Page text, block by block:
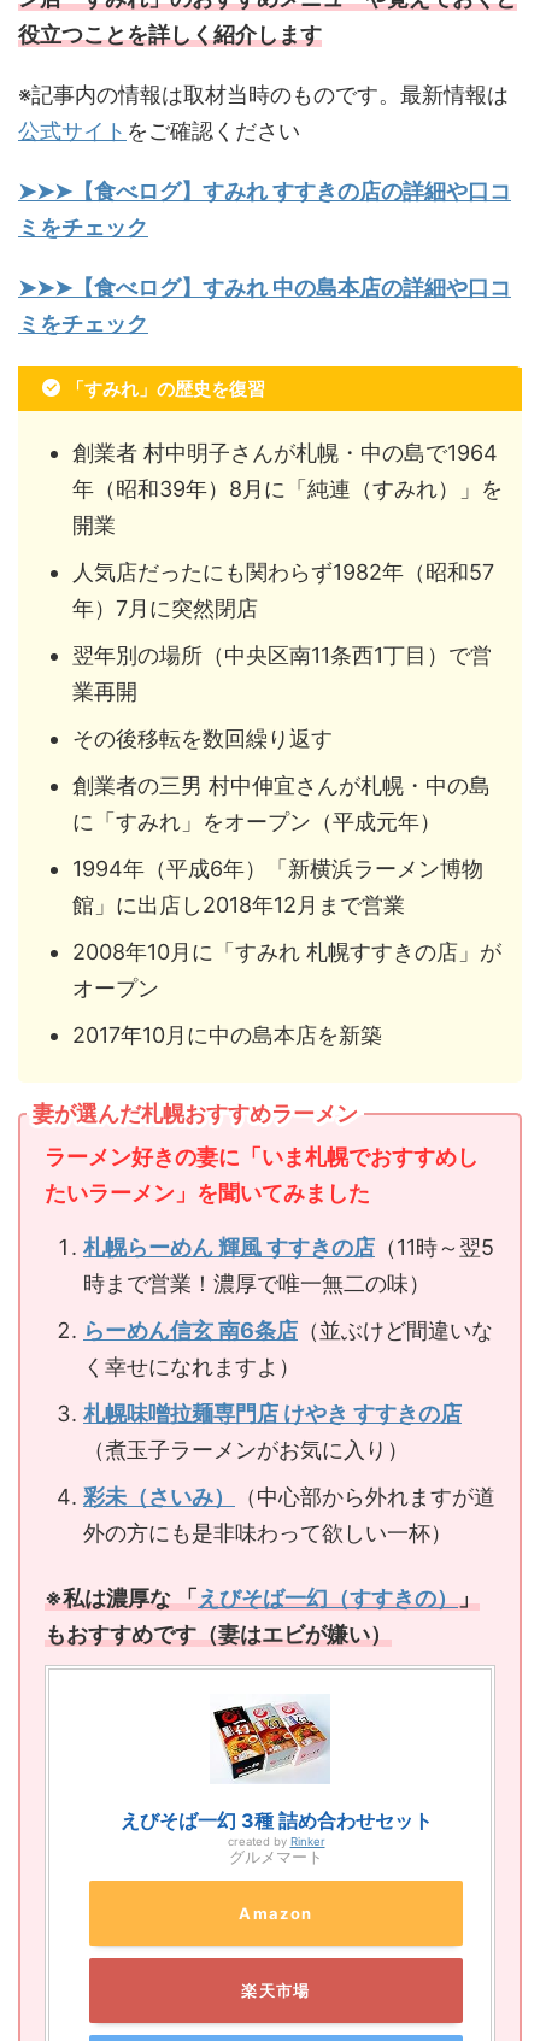
役立つことを詳しく紹介します
※記事内の情報は取材当時のものです。最新情報は
公式サイト をご確認ください
➤➤➤【食べログ】すみれ すすきの店の詳細や口コ
ミをチェック
➤➤➤【食べログ】すみれ 中の島本店の詳細や口コ
ミをチェック
「すみれ」の歴史を復習
創業者 村中明子さんが札幌・中の島で1964
年（昭和39年）8月に「純連（すみれ）」を
開業
人気店だったにも関わらず1982年（昭和57
年）7月に突然閉店
翌年別の場所（中央区南11条西1丁目）で営
業再開
その後移転を数回繰り返す
創業者の三男 村中伸宜さんが札幌・中の島
に「すみれ」をオープン（平成元年）
1994年（平成6年）「新横浜ラーメン博物
館」に出店し2018年12月まで営業
2008年10月に「すみれ 札幌すすきの店」が
オープン
2017年10月に中の島本店を新築
妻が選んだ札幌おすすめラーメン
ラーメン好きの妻に「いま札幌でおすすめし
たいラーメン」を聞いてみました
札幌らーめん 輝風 すすきの店 （11時～翌5
時まで営業！濃厚で唯一無二の味）
らーめん信玄 南6条店 （並ぶけど間違いな
く幸せになれますよ）
札幌味噌拉麺専門店 けやき すすきの店
（煮玉子ラーメンがお気に入り）
彩未（さいみ）
（中心部から外れますが道
外の方にも是非味わって欲しい一杯）
※私は濃厚な 「えびそば一幻（すすきの）」
もおすすめです（妻はエビが嫌い）
えびそば一幻 3種 詰め合わせセット
created by Rinker
グルメマート
Amazon
楽天市場